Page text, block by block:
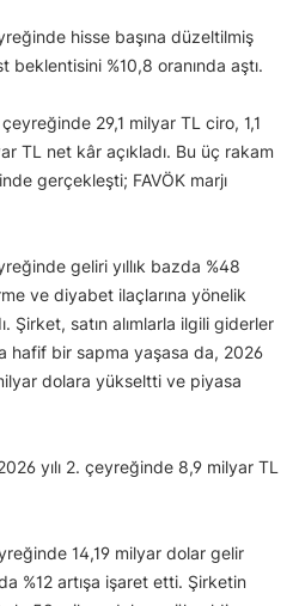
hisse başına düzeltilmiş
beklentisini %10,8 oranında aştı.
çeyreğinde 29,1 milyar TL ciro, 1,1
TL net kâr açıkladı. Bu üç rakam
gerçekleşti; FAVÖK marjı
geliri yıllık bazda %48
ve diyabet ilaçlarına yönelik
Şirket, satın alımlarla ilgili giderler
hafif bir sapma yaşasa da, 2026
dolara yükseltti ve piyasa
yılı 2. çeyreğinde 8,9 milyar TL
14,19 milyar dolar gelir
%12 artışa işaret etti. Şirketin